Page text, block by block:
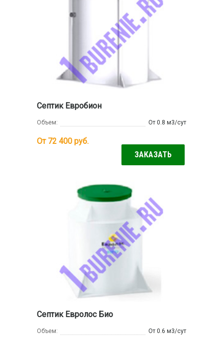
Септик Евробион
Объем: От 0.8 м3/сут
От 72 400 руб.
ЗАКАЗАТЬ
Септик Евролос Био
Объем: От 0.6 м3/сут